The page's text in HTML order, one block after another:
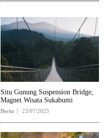
Situ Gunung Suspension Bridge,
Magnet Wisata Sukabumi
Berita 23/07/2025